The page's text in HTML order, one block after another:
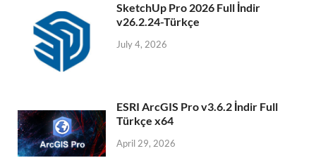
SketchUp Pro 2026 Full İndir
v26.2.24-Türkçe
July 4, 2026
ESRI ArcGIS Pro v3.6.2 İndir Full
Türkçe x64
April 29, 2026